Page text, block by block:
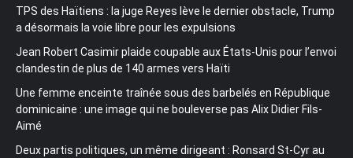
TPS des Haïtiens : la juge Reyes lève le dernier obstacle, Trump
a désormais la voie libre pour les expulsions
Jean Robert Casimir plaide coupable aux États-Unis pour l’envoi
clandestin de plus de 140 armes vers Haïti
Une femme enceinte traînée sous des barbelés en République
dominicaine : une image qui ne bouleverse pas Alix Didier Fils-
Aimé
Deux partis politiques, un même dirigeant : Ronsard St-Cyr au